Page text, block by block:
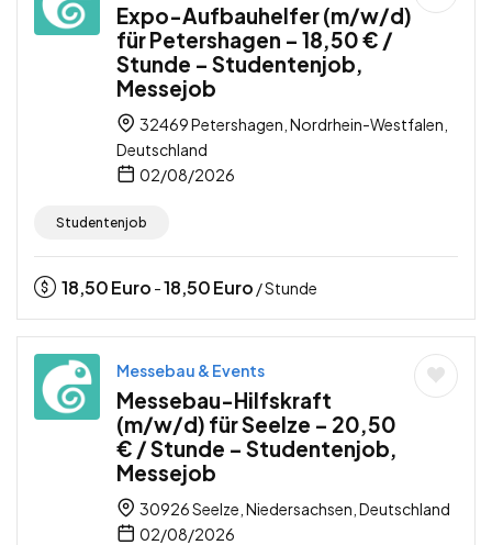
Expo-Aufbauhelfer (m/w/d)
für Petershagen – 18,50 € /
Stunde – Studentenjob,
Messejob
32469 Petershagen, Nordrhein-Westfalen,
Deutschland
02/08/2026
Studentenjob
18,50Euro -18,50Euro / Stunde
Messebau & Events
Messebau-Hilfskraft
(m/w/d) für Seelze – 20,50
€ / Stunde – Studentenjob,
Messejob
30926 Seelze, Niedersachsen, Deutschland
02/08/2026